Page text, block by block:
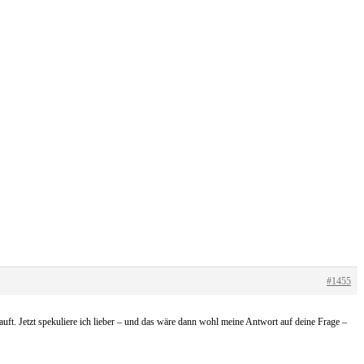
#1455
Jetzt spekuliere ich lieber – und das wäre dann wohl meine Antwort auf deine Frage –